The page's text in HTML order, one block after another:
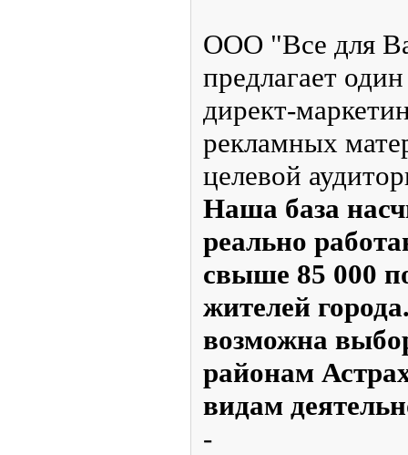
ООО "Все для
предлагает
директ-
рекламных
целевой
Наша база
реально
свыше 85 000
жителей
возможна
районам
видам
-